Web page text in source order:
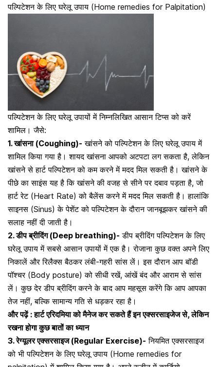
पल्पिटेशन के लिए घरेलू उपाय (Home remedies for Palpitation)
पल्पिटेशन के लिए घरेलू उपायों में निम्नलिखित आसान टिप्स को करें
शामिल। जैसे:
1. खांसना (Coughing)- खांसने को पल्पिटेशन के लिए घरेलू उपाय में
शामिल किया गया है। शायद खांसना आपको अटपटा लग सकता है, लेकिन
खांसने से हार्ट पल्पिटेशन को कम करने में मदद मिल सकती है। खांसने के
पीछे का साइंस यह है कि खांसने की वजह से सीने पर दबाव पड़ता है, जो
हार्ट रेट(Heart Rate) को बैलेंस करने में मदद मिल सकती है। हालांकि
साइनस (Sinus) के पेशेंट को पल्पिटेशन के दौरान जानबूझकर खांसने की
सलाह नहीं दी जाती है।
2. डीप ब्रीदिंग (Deep breathing)- डीप ब्रीदिंग पल्पिटेशन के लिए
घरेलू उपाय में सबसे आसान उपायों में एक है। रोजाना कुछ वक्त अपने लिए
निकालें और रिलैक्स बैठकर लंबी-गहरी सांस लें। इस दौरान आप बॉडी
पॉश्चर (Body posture) को सीधी रखें, आंखें बंद और आराम से सांस
लें। कुछ देरडीप ब्रीदिंगकरने के बाद आप महसूस करेंगे कि आप आपका
तेज नहीं, बल्कि सामान्य गति से धड़कर रहा है।
और पढ़ें :हार्ट एरिदमिया को मैनेज कर सकते हैं इन एक्सरसाइजेज से, लेकिन
रखना होगा कुछ बातों का ध्यान
3. रेग्यूलर एक्सरसाइज (Regular Exercise)- नियमित एक्सरसाइज
को भी पल्पिटेशन के लिए घरेलू उपाय (Home remedies for